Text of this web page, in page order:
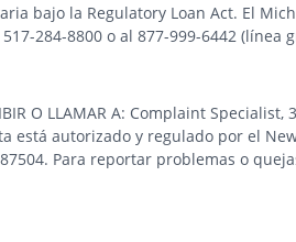
bajo la Regulatory Loan Act. El
284-8800 o al 877-999-6442 (línea
O LLAMAR A: Complaint
está autorizado y regulado por el
Para reportar problemas o